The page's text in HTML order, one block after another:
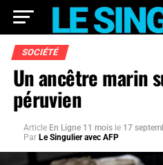
SOCIÉTÉ
Un ancêtre marin
péruvien
Article En Ligne 11 mois le 17
Par Le Singulier avec AFP